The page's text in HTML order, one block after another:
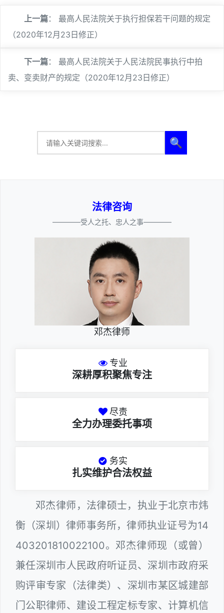
上一篇： 最高人民法院关于执行担保若干问题的规定
（2020年12月23日修正）
下一篇： 最高人民法院关于人民法院民事执行中拍
卖、变卖财产的规定（2020年12月23日修正）
🔍
法律咨询
————受人之托、忠人之事————
邓杰律师
专业
深耕厚积聚焦专注
尽责
全力办理委托事项
务实
扎实维护合法权益
邓杰律师，法律硕士，执业于北京市炜
衡（深圳）律师事务所，律师执业证号为14
403201810022100。邓杰律师现（或曾）
兼任深圳市人民政府听证员、深圳市政府采
购评审专家（法律类）、深圳市某区城建部
门公职律师、建设工程定标专家、计算机信